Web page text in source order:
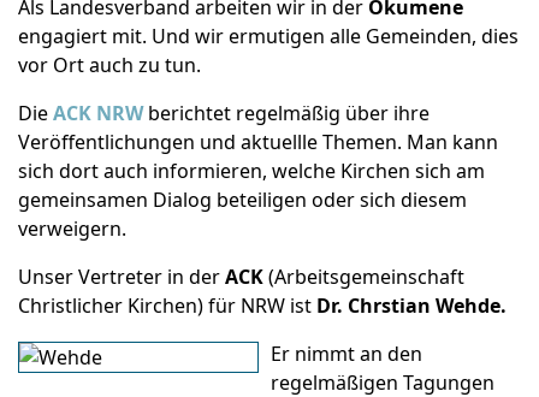
Als Landesverband arbeiten wir in der Ökumene
engagiert mit. Und wir ermutigen alle Gemeinden, dies
vor Ort auch zu tun.
DieACK NRWberichtet regelmäßig über ihre
Veröffentlichungen und aktuellle Themen. Man kann
sich dort auch informieren, welche Kirchen sich am
gemeinsamen Dialog beteiligen oder sich diesem
verweigern.
Unser Vertreter in derACK(Arbeitsgemeinschaft
Christlicher Kirchen) für NRW ist Dr. Chrstian Wehde.
Er nimmt an den
regelmäßigen Tagungen